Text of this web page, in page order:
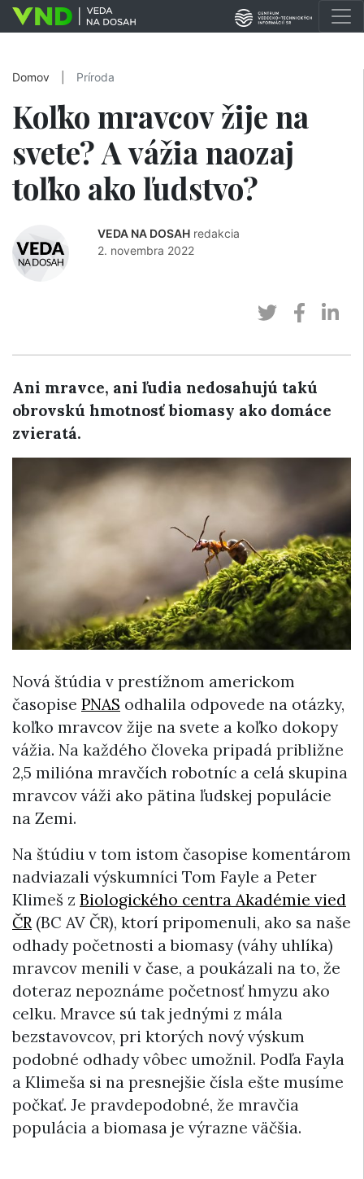
Domov Príroda
Koľko mravcov žije na
svete? A vážia naozaj
toľko ako ľudstvo?
VEDA NA DOSAH redakcia
2. novembra 2022
Ani mravce, ani ľudia nedosahujú takú
obrovskú hmotnosť biomasy ako domáce
zvieratá.
Nová štúdia v prestížnom americkom
časopise PNAS odhalila odpovede na otázky,
koľko mravcov žije na svete a koľko dokopy
vážia. Na každého človeka pripadá približne
2,5 milióna mravčích robotníc a celá skupina
mravcov váži ako pätina ľudskej populácie
na Zemi.
Na štúdiu v tom istom časopise komentárom
nadviazali výskumníci Tom Fayle a Peter
Klimeš z Biologického centra Akadémie vied
ČR(BC AV ČR), ktorí pripomenuli, ako sa naše
odhady početnosti a biomasy (váhy uhlíka)
mravcov menili v čase, a poukázali na to, že
doteraz nepoznáme početnosť hmyzu ako
celku. Mravce sú tak jednými z mála
bezstavovcov, pri ktorých nový výskum
podobné odhady vôbec umožnil. Podľa Fayla
a Klimeša si na presnejšie čísla ešte musíme
počkať. Je pravdepodobné, že mravčia
populácia a biomasa je výrazne väčšia.